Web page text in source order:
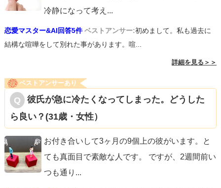
冷静になって考え ...
恋愛マスター&AI回答5件 ベストアンサー:初めまして。私も過去に
結構な喧嘩をして別れた事があります。喧...
詳細を見る＞＞
ベストアンサーあり
彼氏が急に冷たくなってしまった。どうした
ら良い？(31歳・女性）
お付き合いして3ヶ月の9個上の彼がいます。と
ても真面目で素敵な人です。 ですが、2週間前い
つも通り ...